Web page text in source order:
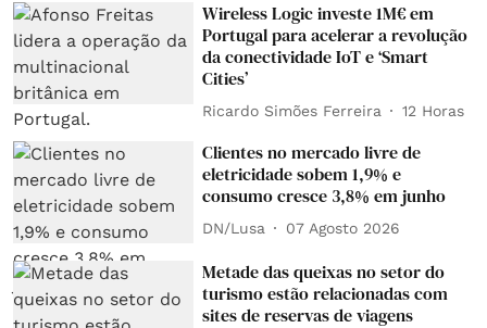
Wireless Logic investe 1M€ em
Portugal para acelerar a revolução
da conectividade IoT e ‘Smart
Cities’
Ricardo Simões Ferreira 12 Horas
Clientes no mercado livre de
eletricidade sobem 1,9% e
consumo cresce 3,8% em junho
DN/Lusa 07 Agosto 2026
Metade das queixas no setor do
turismo estão relacionadas com
sites de reservas de viagens